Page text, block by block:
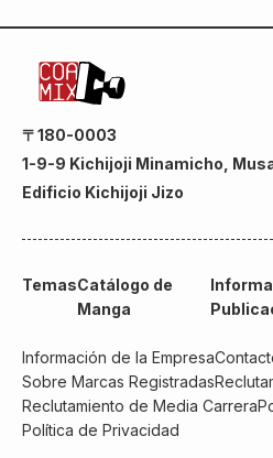
〒180-0003
1-9-9 Kichijoji Minamicho,
Edificio Kichijoji Jizo
TemasCatálogo de
Manga
Información de la Empresa
Sobre Marcas Registradas
Reclutamiento de Media Carrera
Política de Privacidad